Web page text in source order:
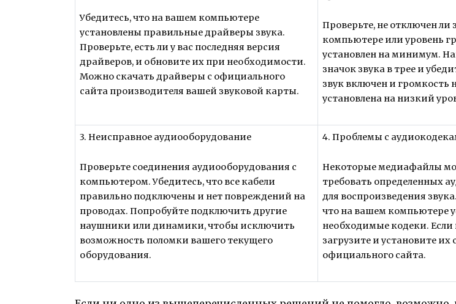
Убедитесь, что на вашем компьютере
установлены правильные драйверы звука.
Проверьте, есть ли у вас последняя версия
драйверов, и обновите их при необходимости.
Можно скачать драйверы с официального
сайта производителя вашей звуковой карты.
Проверьте, не отключен ли
компьютере или уровень
установлен на минимум.
значок звука в трее и
звук включен и громкость
установлена на низкий
3. Неисправное аудиооборудование
Проверьте соединения аудиооборудования с
компьютером. Убедитесь, что все кабели
правильно подключены и нет повреждений на
проводах. Попробуйте подключить другие
наушники или динамики, чтобы исключить
возможность поломки вашего текущего
оборудования.
4. Проблемы с
Некоторые медиафайлы
требовать определенных
для воспроизведения
что на вашем компьютере
необходимые кодеки. Если
загрузите и установите их с
официального сайта.